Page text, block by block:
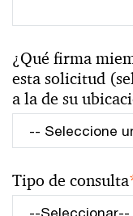
¿Qué firma
esta solicitud
a la de su
Tipo de consulta